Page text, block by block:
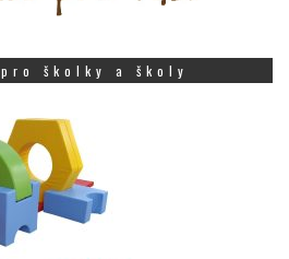
školky a školy